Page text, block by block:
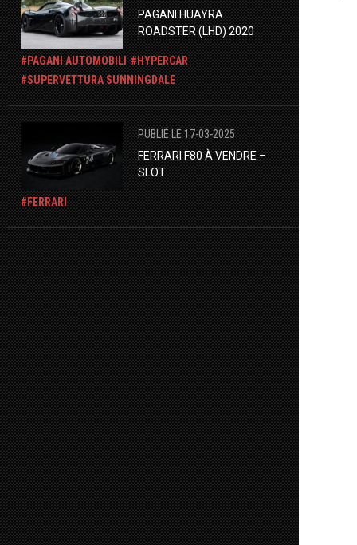
PAGANI HUAYRA
ROADSTER (LHD) 2020
PAGANI AUTOMOBILI
HYPERCAR
SUPERVETTURA SUNNINGDALE
PUBLIÉ LE 17-03-2025
​FERRARI F80 À VENDRE –
SLOT
FERRARI